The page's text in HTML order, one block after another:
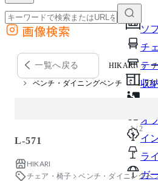
ソ
チ
テ
収
パ
オ
イ
ラ
ガ
外部サイトの商品をカートに追加
他のサイトで見つけた商品ページのURLを貼り付けて、カ
画像検索
一覧へ戻る HIKARI
ベンチ・ダイニングベンチ L-571
1 / 2
L-571
HIKARI
チェア・椅子
ベンチ・ダイニングベ